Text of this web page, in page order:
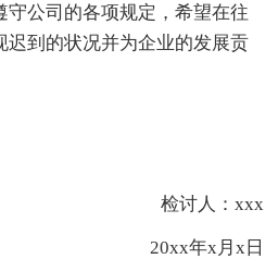
守公司的各项规定，希望在往
迟到的状况并为企业的发展贡
检讨人：xxx
20xx年x月x日